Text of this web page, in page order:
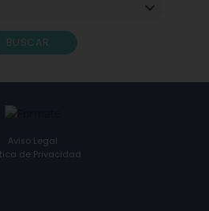
BUSCAR
Aviso Legal
de Privacidad